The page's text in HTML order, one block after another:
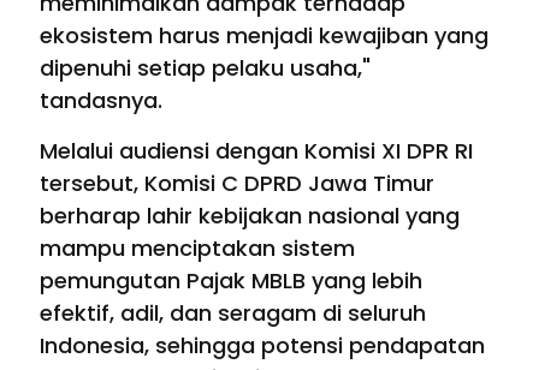
ekosistem harus menjadi kewajiban yang
dipenuhi setiap pelaku usaha,"
tandasnya.
Melalui audiensi dengan Komisi XI DPR RI
tersebut, Komisi C DPRD Jawa Timur
berharap lahir kebijakan nasional yang
mampu menciptakan sistem
pemungutan Pajak MBLB yang lebih
efektif, adil, dan seragam di seluruh
Indonesia, sehingga potensi pendapatan